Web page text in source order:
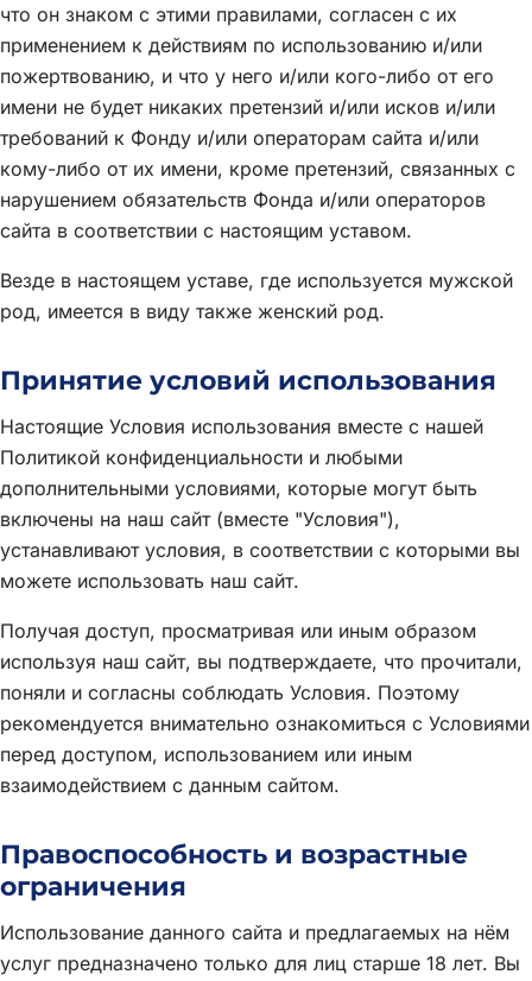
что он знаком с этими правилами, согласен с их
применением к действиям по использованию и/или
пожертвованию, и что у него и/или кого-либо от его
имени не будет никаких претензий и/или исков и/или
требований к Фонду и/или операторам сайта и/или
кому-либо от их имени, кроме претензий, связанных с
нарушением обязательств Фонда и/или операторов
сайта в соответствии с настоящим уставом.
Везде в настоящем уставе, где используется мужской
род, имеется в виду также женский род.
Принятие условий использования
Настоящие Условия использования вместе с нашей
Политикой конфиденциальности и любыми
дополнительными условиями, которые могут быть
включены на наш сайт (вместе "Условия"),
устанавливают условия, в соответствии с которыми вы
можете использовать наш сайт.
Получая доступ, просматривая или иным образом
используя наш сайт, вы подтверждаете, что прочитали,
поняли и согласны соблюдать Условия. Поэтому
рекомендуется внимательно ознакомиться с Условиями
перед доступом, использованием или иным
взаимодействием с данным сайтом.
Правоспособность и возрастные
ограничения
Использование данного сайта и предлагаемых на нём
услуг предназначено только для лиц старше 18 лет. Вы